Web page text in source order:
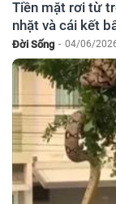
Tiền mặt rơi từ
nhặt và cái kết
Đời Sống - 04/06/